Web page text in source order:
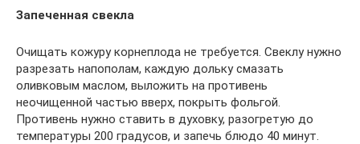
Запеченная свекла
Очищать кожуру корнеплода не требуется. Свеклу нужно
разрезать напополам, каждую дольку смазать
оливковым маслом, выложить на противень
неочищенной частью вверх, покрыть фольгой.
Противень нужно ставить в духовку, разогретую до
температуры 200 градусов, и запечь блюдо 40 минут.